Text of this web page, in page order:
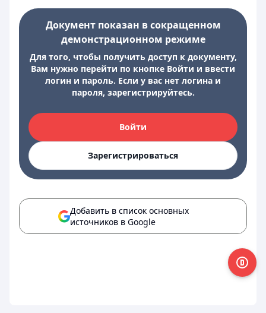
Документ показан в сокращенном
демонстрационном режиме
Для того, чтобы получить доступ к документу,
Вам нужно перейти по кнопке Войти и ввести
логин и пароль. Если у вас нет логина и
пароля, зарегистрируйтесь.
Войти
Зарегистрироваться
Добавить в список основных
источников в Google